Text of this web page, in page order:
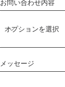
お問い合わせ内容
メッセージ